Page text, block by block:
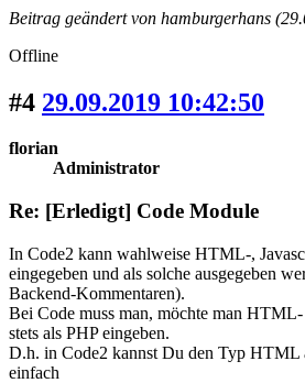
Beitrag geändert von hamburgerhans
Offline
#4 29.09.2019 10:42:50
florian
Administrator
Re: [Erledigt] Code Module
In Code2 kann wahlweise HTML-,
eingegeben und als solche ausgegeben
Backend-Kommentaren).
Bei Code muss man, möchte man
stets als PHP eingeben.
D.h. in Code2 kannst Du den Typ HTML
einfach